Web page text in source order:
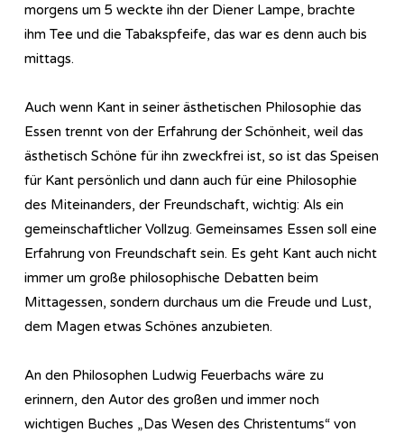
morgens um 5 weckte ihn der Diener Lampe, brachte
ihm Tee und die Tabakspfeife, das war es denn auch bis
mittags.
Auch wenn Kant in seiner ästhetischen Philosophie das
Essen trennt von der Erfahrung der Schönheit, weil das
ästhetisch Schöne für ihn zweckfrei ist, so ist das Speisen
für Kant persönlich und dann auch für eine Philosophie
des Miteinanders, der Freundschaft, wichtig: Als ein
gemeinschaftlicher Vollzug. Gemeinsames Essen soll eine
Erfahrung von Freundschaft sein. Es geht Kant auch nicht
immer um große philosophische Debatten beim
Mittagessen, sondern durchaus um die Freude und Lust,
dem Magen etwas Schönes anzubieten.
An den Philosophen Ludwig Feuerbachs wäre zu
erinnern, den Autor des großen und immer noch
wichtigen Buches „Das Wesen des Christentums“ von